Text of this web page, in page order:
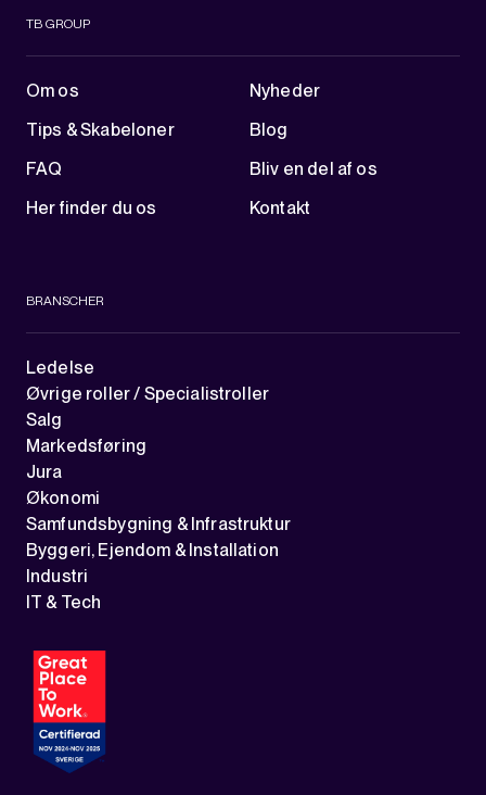
TB GROUP
Om os
Nyheder
Tips & Skabeloner
Blog
FAQ
Bliv en del af os
Her finder du os
Kontakt
BRANSCHER
Ledelse
Øvrige roller / Specialistroller
Salg
Markedsføring
Jura
Økonomi
Samfundsbygning & Infrastruktur
Byggeri, Ejendom & Installation
Industri
IT & Tech